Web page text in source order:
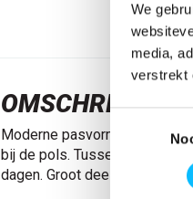
We
media,
verstrekt
OMSCHRIJVING
Moderne pasvorm. Rits bij
bij de pols. Tussenlaag die u
dagen. Groot deel